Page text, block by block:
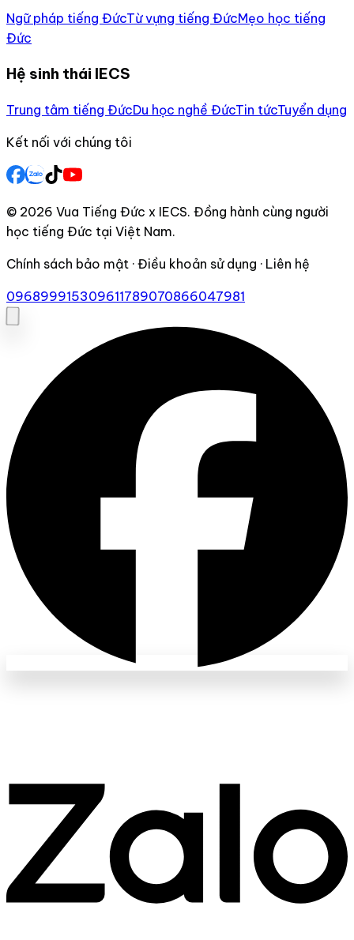
Ngữ pháp tiếng ĐứcTừ vựng tiếng ĐứcMẹo học tiếng
Đức
Hệ sinh thái IECS
Trung tâm tiếng ĐứcDu học nghề ĐứcTin tứcTuyển dụng
Kết nối với chúng tôi
© 2026 Vua Tiếng Đức x IECS. Đồng hành cùng người
học tiếng Đức tại Việt Nam.
Chính sách bảo mật · Điều khoản sử dụng · Liên hệ
096899915309611789070866047981